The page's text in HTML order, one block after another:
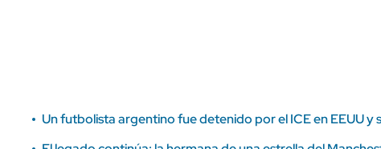
Un futbolista argentino fue detenido por el ICE en EEUU y